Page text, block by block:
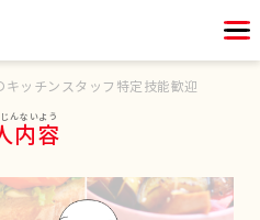
キッチンスタッフ特定技能歓迎
内容